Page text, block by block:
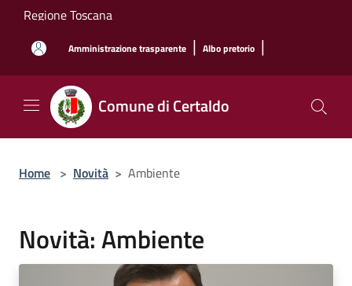
Salta al contenuto principale
Regione Toscana
Amministrazione trasparente | Albo pretorio |
Comune di Certaldo
Home > Novità > Ambiente
Novità: Ambiente